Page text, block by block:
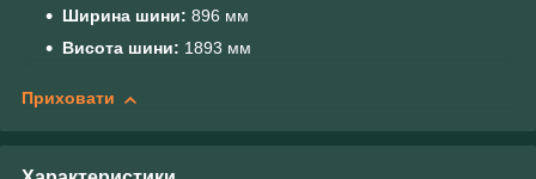
Ширина шини: 896 мм
Висота шини: 1893 мм
Приховати